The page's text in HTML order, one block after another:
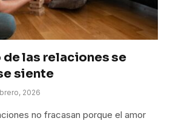
las relaciones se
siente
2026
no fracasan porque el amor